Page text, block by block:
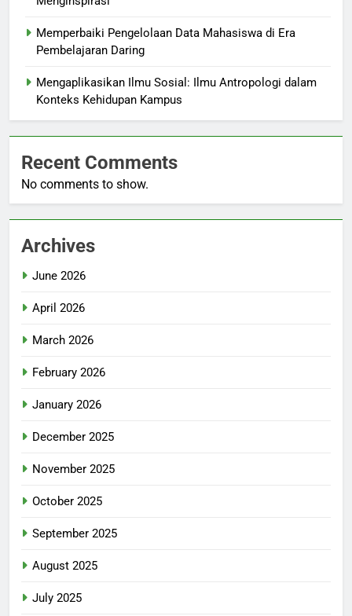
Memperbaiki Pengelolaan Data Mahasiswa di Era
Pembelajaran Daring
Mengaplikasikan Ilmu Sosial: Ilmu Antropologi dalam
Konteks Kehidupan Kampus
Recent Comments
No comments to show.
Archives
June 2026
April 2026
March 2026
February 2026
January 2026
December 2025
November 2025
October 2025
September 2025
August 2025
July 2025